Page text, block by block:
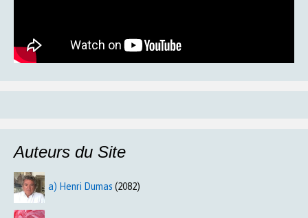
Auteurs du Site
a) Henri Dumas (2082)